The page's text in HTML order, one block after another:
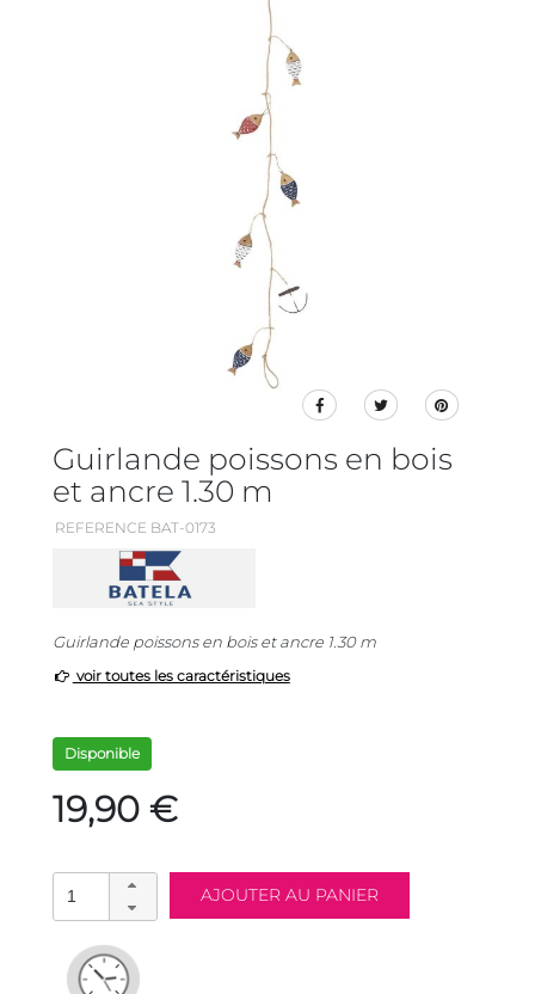
Guirlande poissons en bois
et ancre 1.30 m
REFERENCE BAT-0173
Guirlande poissons en bois et ancre 1.30 m
voir toutes les caractéristiques
Disponible
19,90 €